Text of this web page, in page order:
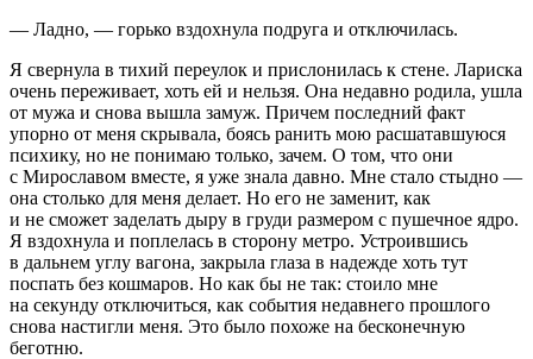
— Ладно, — горько вздохнула подруга и отключилась.
Я свернула в тихий переулок и прислонилась к стене. Лариска
очень переживает, хоть ей и нельзя. Она недавно родила, ушла
от мужа и снова вышла замуж. Причем последний факт
упорно от меня скрывала, боясь ранить мою расшатавшуюся
психику, но не понимаю только, зачем. О том, что они
с Мирославом вместе, я уже знала давно. Мне стало стыдно —
она столько для меня делает. Но его не заменит, как
и не сможет заделать дыру в груди размером с пушечное ядро.
Я вздохнула и поплелась в сторону метро. Устроившись
в дальнем углу вагона, закрыла глаза в надежде хоть тут
поспать без кошмаров. Но как бы не так: стоило мне
на секунду отключиться, как события недавнего прошлого
снова настигли меня. Это было похоже на бесконечную
беготню.